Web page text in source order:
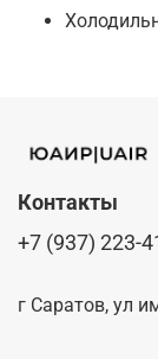
Контакты
+7 (937) 223-
г Саратов, ул